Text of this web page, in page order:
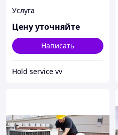
оборудования
Услуга
Цену уточняйте
Написать
Hold service vv